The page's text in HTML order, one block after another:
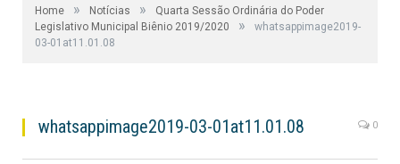
Home » Notícias »
Quarta Sessão Ordinária do Poder
Legislativo Municipal Biênio 2019/2020
»
whatsappimage2019-
03-01at11.01.08
whatsappimage2019-03-01at11.01.08 0